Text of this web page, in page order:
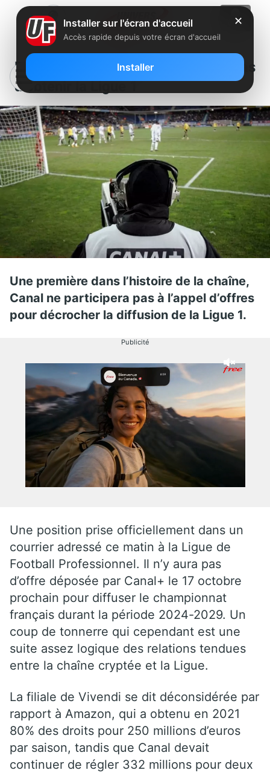
Droits TV : Canal+ n’essaiera pas
d’obtenir la Ligue 1
Une première dans l’histoire de la chaîne,
Canal ne participera pas à l’appel d’offres
pour décrocher la diffusion de la Ligue 1.
Publicité
Une position prise officiellement dans un
courrier adressé ce matin à la Ligue de
Football Professionnel. Il n’y aura pas
d’offre déposée par Canal+ le 17 octobre
prochain pour diffuser le championnat
français durant la période 2024-2029. Un
coup de tonnerre qui cependant est une
suite assez logique des relations tendues
entre la chaîne cryptée et la Ligue.
La filiale de Vivendi se dit déconsidérée par
rapport à Amazon, qui a obtenu en 2021
80% des droits pour 250 millions d’euros
par saison, tandis que Canal devait
continuer de régler 332 millions pour deux
✕
Installer sur l'écran d'accueil
Accès rapide depuis votre écran d'accueil
Installer